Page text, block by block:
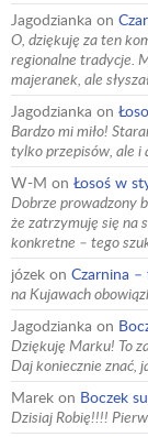
Jagodzianka on
O, dziękuję za ten
regionalne tradycje.
majeranek, ale
Jagodzianka on
Bardzo mi miło!
tylko przepisów, ale i
W-M on Łosoś w
Dobrze prowadzony
że zatrzymuję się na
konkretne – tego
józek on Czarnina
na Kujawach
Jagodzianka on
Dziękuję Marku! To
Daj koniecznie znać,
Marek on Boczek
Dzisiaj Robię!!!!